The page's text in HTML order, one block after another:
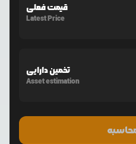
قیمت فعلی
Latest Price
تخمین دارایی
Asset estimation